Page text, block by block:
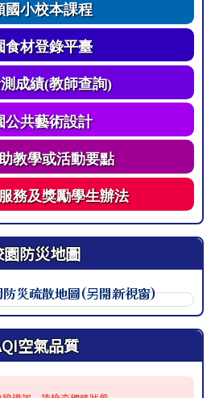
國小校本課程
食材登錄平臺
成績(教師查詢)
公共藝術設計
教學或活動要點
務及獎勵學生辦法
防災地圖
地圖（地震），呈現校園整體配
空氣品質